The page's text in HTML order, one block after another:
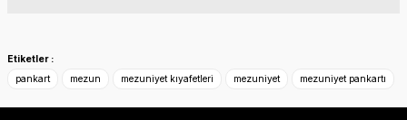
konularda yetersiz gördüğünüz noktaları öneri formunu
Görüş ve önerileriniz için teşekkür ederiz.
Etiketler :
pankart
mezun mezuniyet kıyafetleri mezuniyet mezuniyet pankartı